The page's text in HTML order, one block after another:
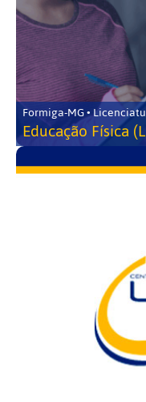
Formiga-MG •
Educação Física